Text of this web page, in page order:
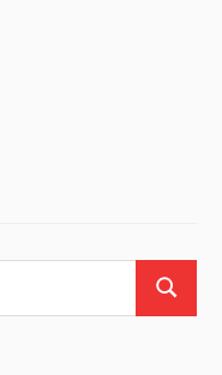
Search